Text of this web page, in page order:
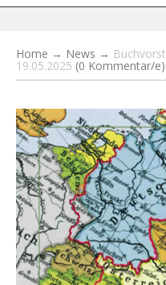
Home → News →
19.05.2025 (0 Kommentar/e)